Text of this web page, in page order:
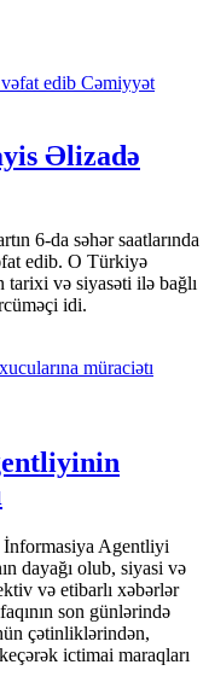
Cəmiyyət
Əlizadə
6-da səhər saatlarında
edib. O Türkiyə
və siyasəti ilə bağlı
idi.
İnformasiya Agentliyi
dayağı olub, siyasi və
və etibarlı xəbərlər
son günlərində
çətinliklərindən,
ictimai maraqları